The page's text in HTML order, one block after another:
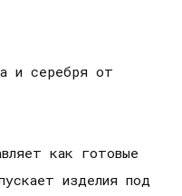
и серебря от
как готовые
изделия под